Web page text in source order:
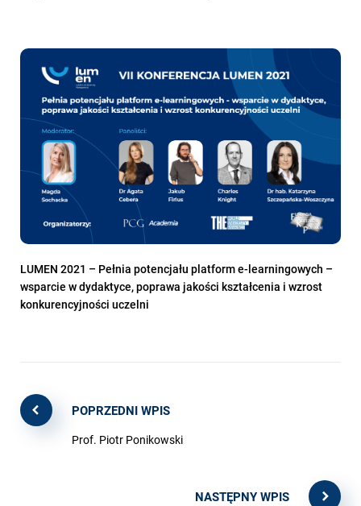
LUMEN 2021 – Pełnia potencjału platform e-learningowych –
wsparcie w dydaktyce, poprawa jakości kształcenia i wzrost
konkurencyjności uczelni
POPRZEDNI WPIS
Prof. Piotr Ponikowski
NASTĘPNY WPIS